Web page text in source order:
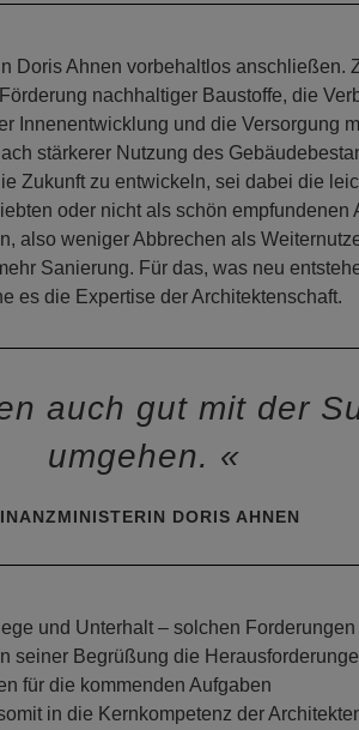
Doris Ahnen vorbehaltlos anschließen.
nachhaltiger Baustoffe, die
Innenentwicklung und die Versorgung
stärkerer Nutzung des
Zukunft zu entwickeln, sei dabei die
oder nicht als schön empfundenen
also weniger Abbrechen als
Sanierung. Für das, was neu
es die Expertise der Architektenschaft.
auch gut mit der
umgehen.
DORIS AHNEN
und Unterhalt – solchen
seiner Begrüßung die
für die kommenden Aufgaben
in die Kernkompetenz der